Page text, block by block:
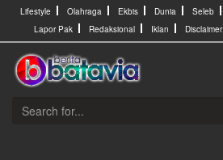
Lifestyle
Olahraga Ekbis Dunia Seleb
Lapor Pak
Redaksional Iklan Disclaimer